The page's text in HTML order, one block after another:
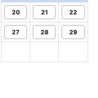
20 21 22
27 28 29